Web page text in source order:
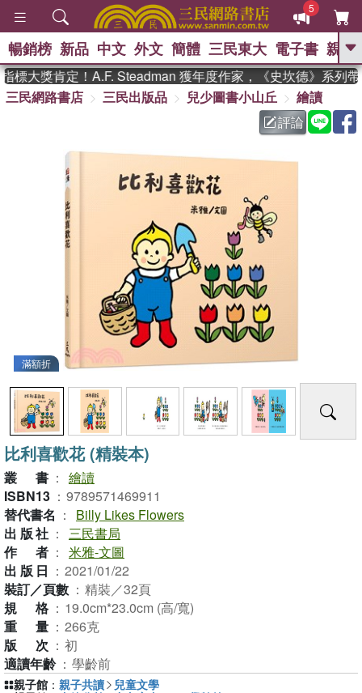
5
GO
熱搜： 東野圭吾 、 高希均教授回憶錄
父親節 、 如果歷
暑期推薦 、 國際布克
數學女孩：黎曼猜想
偉大的迷走神經
暢銷榜 新品 中文 外文 簡體 三民東大 電子書 親子
大獎肯定！A.F. Steadman 獲年度作家，《史坎德》系列帶
三民網路書店
三民出版品 兒少圖書小山丘
繪讀
評論
滿額折
比利喜歡花 (精裝本)
叢書 ： 繪讀
ISBN13 ： 9789571469911
替代書名 ：
Billy Likes Flowers
出版社 ： 三民書局
作者 ： 米雅-文圖
出版日 ： 2021/01/22
裝訂／頁數 ： 精裝／32頁
規格 ： 19.0cm*23.0cm (高/寬)
重量 ： 266克
版次 ： 初
適讀年齡 ： 學齡前
親子館 ： 親子共讀
兒童文學